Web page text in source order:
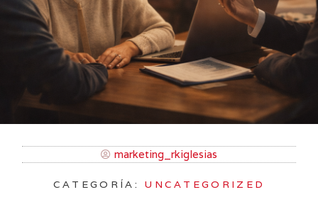
marketing_rkiglesias
CATEGORÍA: UNCATEGORIZED